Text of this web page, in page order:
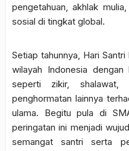
pengetahuan, akhlak
sosial di tingkat global.
Setiap tahunnya, Hari
wilayah Indonesia dengan
seperti zikir,
penghormatan lainnya
ulama. Begitu pula di
peringatan ini menjadi
semangat santri serta